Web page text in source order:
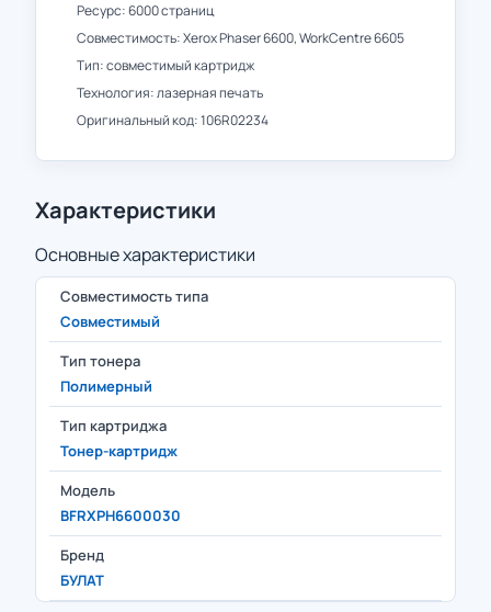
Ресурс: 6000 страниц
Совместимость: Xerox Phaser 6600, WorkCentre 6605
Тип: совместимый картридж
Технология: лазерная печать
Оригинальный код: 106R02234
Характеристики
Основные характеристики
Совместимость типа
Совместимый
Тип тонера
Полимерный
Тип картриджа
Тонер-картридж
Модель
BFRXPH6600030
Бренд
БУЛАТ